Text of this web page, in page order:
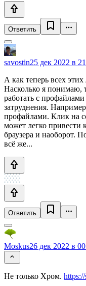
Ответить
savostin25 дек 2022 в
А как теперь всех этих
Насколько я понимаю,
работать с
затруднения.
профайлами. Клик на
может легко привести
браузера и наоборот.
всё же...
Ответить
Moskus26 дек 2022 в
Не только Хром.